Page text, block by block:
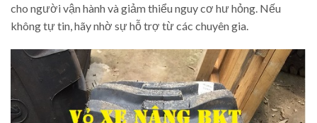
cho người vận hành và giảm thiểu nguy cơ hư hỏng. Nếu
không tự tin, hãy nhờ sự hỗ trợ từ các chuyên gia.